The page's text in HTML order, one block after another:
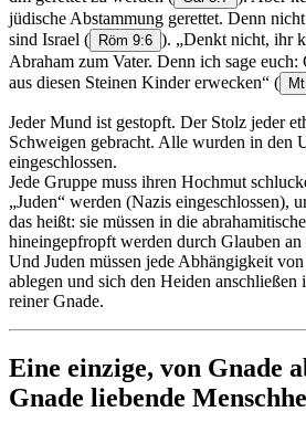
jüdische Abstammung gerettet. Denn
sind Israel ( Röm 9:6 ). „Denkt nicht, ihr
Abraham zum Vater. Denn ich sage
aus diesen Steinen Kinder erwecken“ (
Jeder Mund ist gestopft. Der Stolz jeder
Schweigen gebracht. Alle wurden in den
eingeschlossen.
Jede Gruppe muss ihren Hochmut
„Juden“ werden (Nazis eingeschlossen),
das heißt: sie müssen in die
hineingepfropft werden durch Glauben an
Und Juden müssen jede Abhängigkeit
ablegen und sich den Heiden
reiner Gnade.
Eine einzige, von Gnade
Gnade liebende